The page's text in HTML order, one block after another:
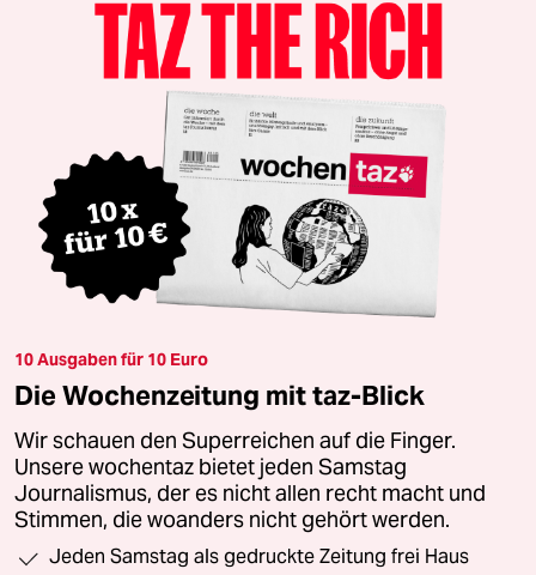
10 Ausgaben für 10 Euro
Die Wochenzeitung mit taz-Blick
Wir schauen den Superreichen auf die Finger.
Unsere wochentaz bietet jeden Samstag
Journalismus, der es nicht allen recht macht und
Stimmen, die woanders nicht gehört werden.
Jeden Samstag als gedruckte Zeitung frei Haus